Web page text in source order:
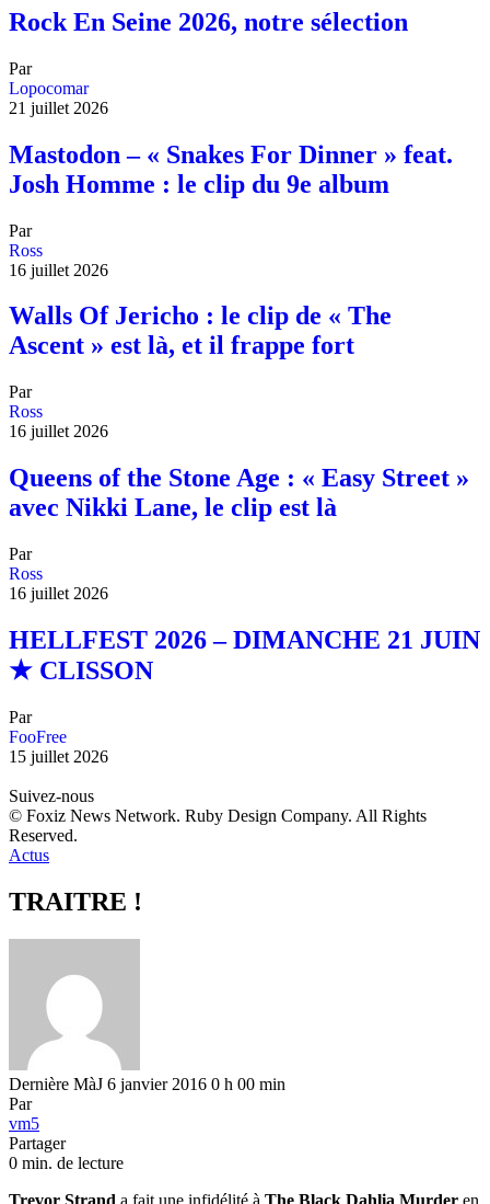
Rock En Seine 2026, notre sélection
Par
Lopocomar
21 juillet 2026
Mastodon – « Snakes For Dinner » feat.
Josh Homme : le clip du 9e album
Par
Ross
16 juillet 2026
Walls Of Jericho : le clip de « The
Ascent » est là, et il frappe fort
Par
Ross
16 juillet 2026
Queens of the Stone Age : « Easy Street »
avec Nikki Lane, le clip est là
Par
Ross
16 juillet 2026
HELLFEST 2026 – DIMANCHE 21 JUIN
★ CLISSON
Par
FooFree
15 juillet 2026
Suivez-nous
© Foxiz News Network. Ruby Design Company. All Rights
Reserved.
Actus
TRAITRE !
Dernière MàJ 6 janvier 2016 0 h 00 min
Par
vm5
Partager
0 min. de lecture
Trevor Strand a fait une infidélité à The Black Dahlia Murder en